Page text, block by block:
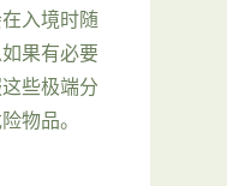
入境时随
果有必要
些极端分
物品。